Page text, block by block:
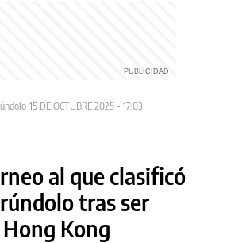
15 DE OCTUBRE 2025 - 17:03
al que clasificó
tras ser
Kong